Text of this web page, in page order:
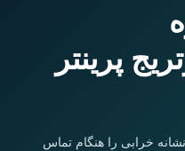
پرینتر
خرابی را هنگام تماس